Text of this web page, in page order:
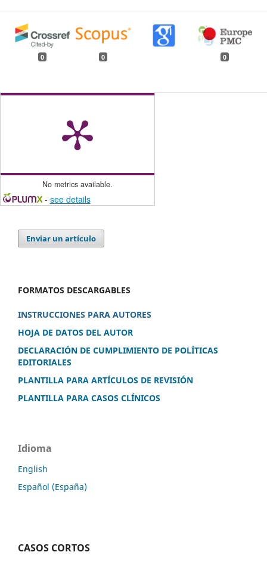
0 0 0
No metrics available.
- see details
Enviar un artículo
FORMATOS DESCARGABLES
INSTRUCCIONES PARA AUTORES
HOJA DE DATOS DEL AUTOR
DECLARACIÓN DE CUMPLIMIENTO DE POLÍTICAS
EDITORIALES
PLANTILLA PARA ARTÍCULOS DE REVISIÓN
PLANTILLA PARA CASOS CLÍNICOS
Idioma
English
Español (España)
CASOS CORTOS